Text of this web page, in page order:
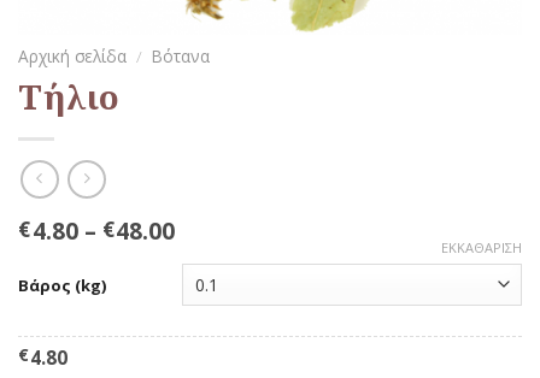
Αρχική σελίδα / Βότανα
Τήλιο
€4.80– €48.00
Βάρος (kg)
ΕΚΚΑΘΆΡΙΣΗ
€4.80